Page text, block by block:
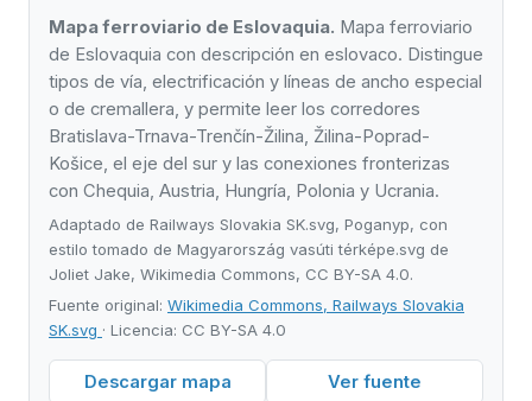
Mapa ferroviario de Eslovaquia. Mapa ferroviario
de Eslovaquia con descripción en eslovaco. Distingue
tipos de vía, electrificación y líneas de ancho especial
o de cremallera, y permite leer los corredores
Bratislava-Trnava-Trenčín-Žilina, Žilina-Poprad-
Košice, el eje del sur y las conexiones fronterizas
con Chequia, Austria, Hungría, Polonia y Ucrania.
Adaptado de Railways Slovakia SK.svg, Poganyp, con
estilo tomado de Magyarország vasúti térképe.svg de
Joliet Jake, Wikimedia Commons, CC BY-SA 4.0.
Fuente original: Wikimedia Commons, Railways Slovakia
SK.svg · Licencia: CC BY-SA 4.0
Descargar mapa Ver fuente